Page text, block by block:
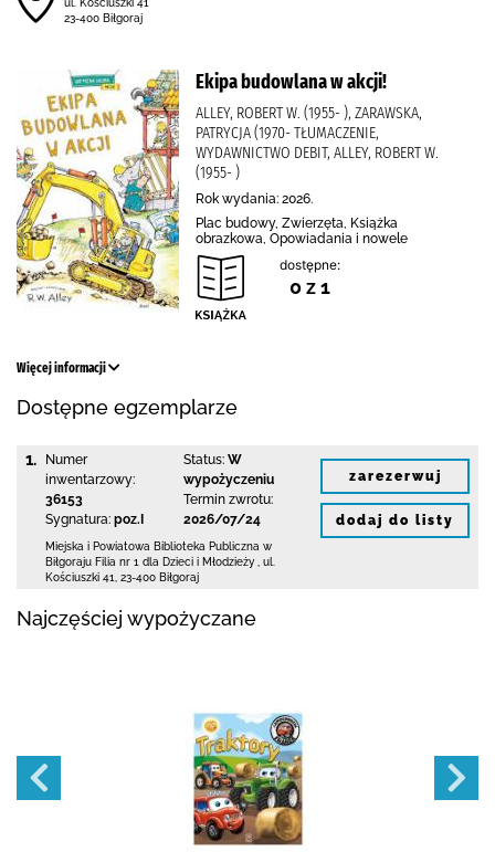
ul. Kościuszki 41
23-400 Biłgoraj
Ekipa budowlana w akcji!
ALLEY, ROBERT W. (1955- ), ZARAWSKA,
PATRYCJA (1970- TŁUMACZENIE,
WYDAWNICTWO DEBIT, ALLEY, ROBERT W.
(1955- )
Rok wydania: 2026.
Plac budowy, Zwierzęta, Książka
obrazkowa, Opowiadania i nowele
dostępne:
0 z 1
Więcej informacji
Dostępne egzemplarze
1.
Numer
inwentarzowy:
36153
Sygnatura: poz.I
Status: W
wypożyczeniu
Termin zwrotu:
2026/07/24
Miejska i Powiatowa Biblioteka Publiczna w
Biłgoraju Filia nr 1 dla Dzieci i Młodzieży
ul.
Kościuszki 41
23-400 Biłgoraj
zarezerwuj
dodaj do listy
Najczęściej wypożyczane